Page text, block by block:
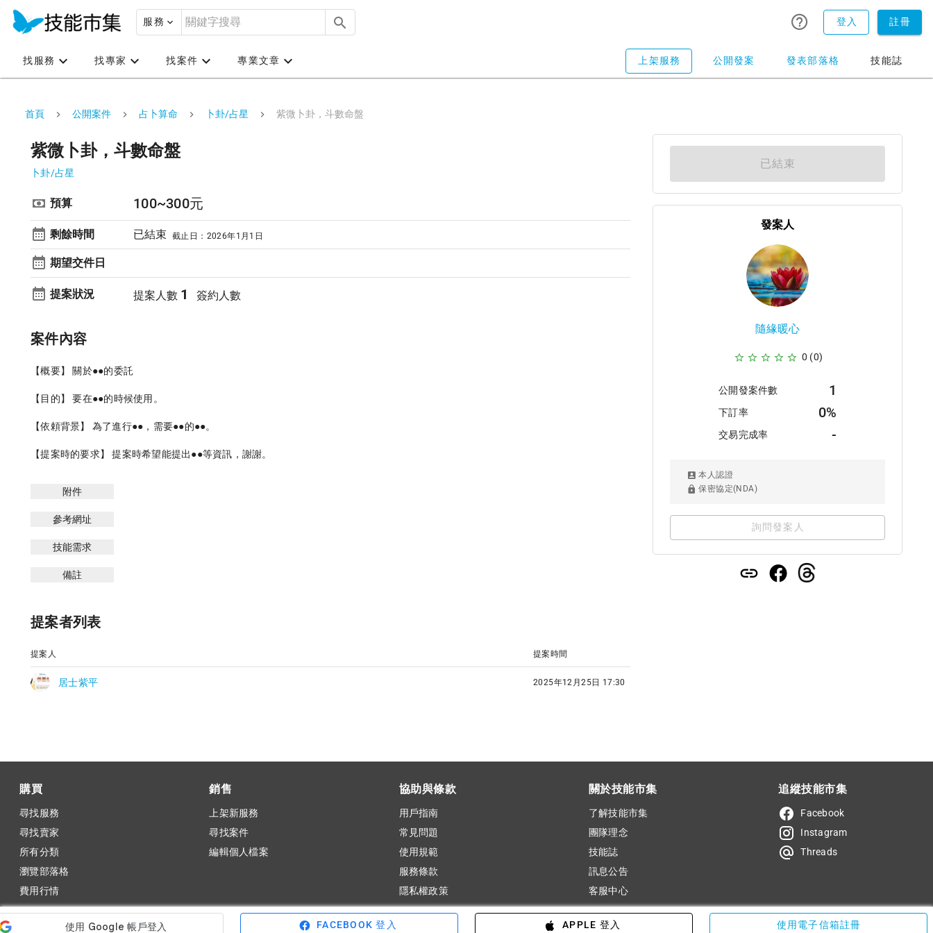
服務 登入 註冊
找服務 找專家 找案件 專業文章 上架服務 公開發案 發表部落格 技能誌
首頁 公開案件 占卜算命 卜卦/占星 紫微卜卦，斗數命盤
紫微卜卦，斗數命盤
卜卦/占星
預算 100~300元
剩餘時間 已結束 截止日：2026年1月1日
期望交件日
提案狀況 提案人數 1 簽約人數
案件內容
【概要】 關於●●的委託
【目的】 要在●●的時候使用。
【依頼背景】 為了進行●●，需要●●的●●。
【提案時的要求】 提案時希望能提出●●等資訊，謝謝。
附件
參考網址
技能需求
備註
提案者列表
提案人 提案時間
居士紫平 2025年12月25日 17:30
已結束
發案人
隨緣暖心
0 (0)
公開發案件數 1
下訂率 0%
交易完成率 -
本人認證
保密協定(NDA)
詢問發案人
購買
尋找服務
尋找賣家
所有分類
瀏覽部落格
費用行情
銷售
上架新服務
尋找案件
編輯個人檔案
協助與條款
用戶指南
常見問題
使用規範
服務條款
隱私權政策
關於技能市集
了解技能市集
團隊理念
技能誌
訊息公告
客服中心
追縱技能市集
Facebook
Instagram
Threads
FACEBOOK 登入 APPLE 登入 使用電子信箱註冊